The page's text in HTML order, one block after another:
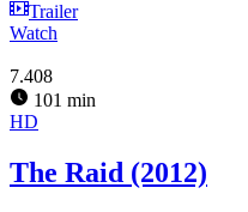
Trailer
Watch
7.408
101 min
HD
The Raid (2012)